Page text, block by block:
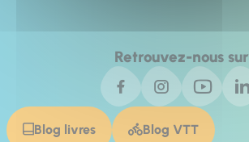
Retrouvez-nous sur
Blog livres Blog VTT